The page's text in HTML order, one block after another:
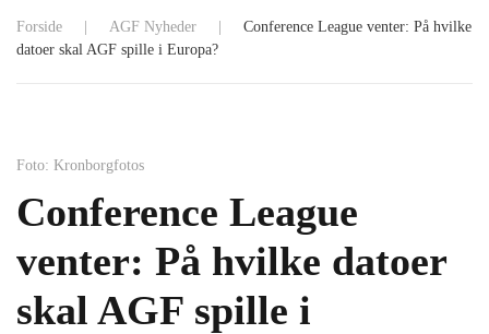
Forside AGF Nyheder
Conference League venter: På hvilke
datoer skal AGF spille i Europa?
Foto: Kronborgfotos
Conference League
venter: På hvilke datoer
skal AGF spille i